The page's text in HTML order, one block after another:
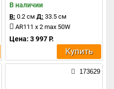
В наличии
В: 0.2 см Д: 33.5 см
AR111 x 2 max 50W
Цена: 3 997 Р.
Купить
173629